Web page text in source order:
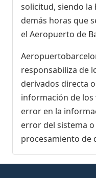
solicitud, siendo la
demás horas que
el Aeropuerto de
responsabiliza de
derivados directa
información de los
error en la
error del sistema
procesamiento de